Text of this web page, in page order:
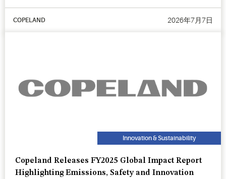
COPELAND 2026年7月7日
Innovation & Sustainability
Copeland Releases FY2025 Global Impact Report
Highlighting Emissions, Safety and Innovation